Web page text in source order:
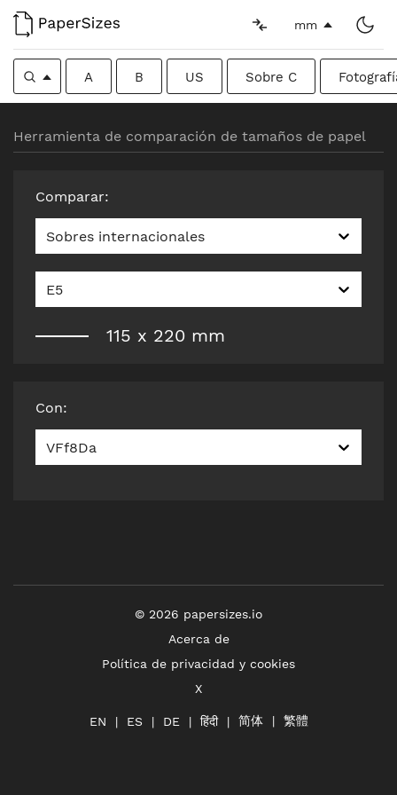
mm
A B US Sobre C
Herramienta de comparación de tamaños de papel
Comparar:
Sobres internacionales
E5
115 x 220 mm
Con:
VFf8Da
© 2026 papersizes.io
Acerca de
Política de privacidad y cookies
X
EN ES DE हिंदी 简体 繁體